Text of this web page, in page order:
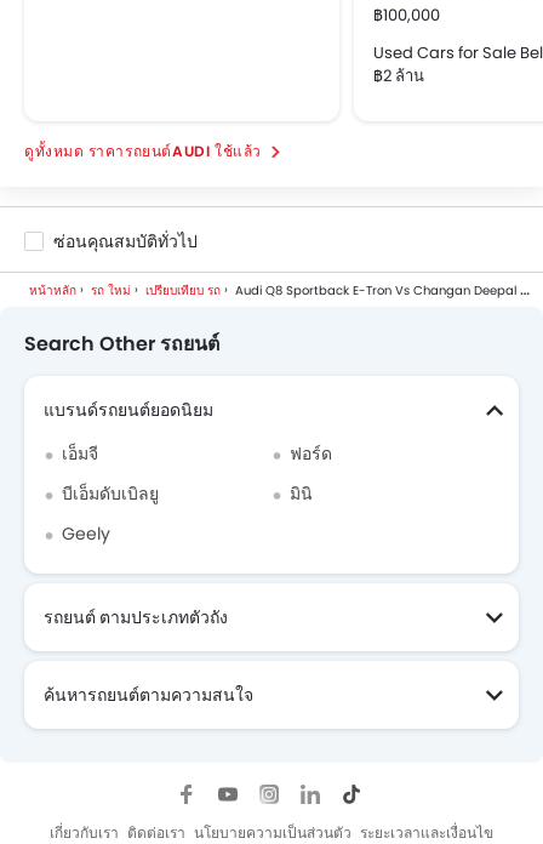
฿100,000
Used Cars for Sale
฿2 ล้าน
ราคารถยนต์AUDI ใช้แล้ว
ซ่อนคุณสมบัติทั่วไป
หน้าหลัก รถ ใหม่ เปรียบเทียบ รถ Audi Q8 Sportback E-Tron Vs Changan Deepal E07 Plus
Search Other รถยนต์
แบรนด์รถยนต์ยอดนิยม
เอ็มจี
ฟอร์ด
บีเอ็มดับเบิลยู
มินิ
Geely
รถยนต์ ตามประเภทตัวถัง
ค้นหารถยนต์ตามความสนใจ
เกี่ยวกับเรา ติดต่อเรา นโยบายความเป็นส่วนตัว ระยะเวลาและเงื่อนไข